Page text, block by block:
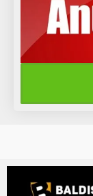
9 de agosto
Domingo